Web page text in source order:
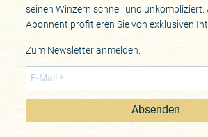
seinen Winzern schnell und unkompliziert.
Abonnent profitieren Sie von exklusiven
Zum Newsletter anmelden:
Absenden